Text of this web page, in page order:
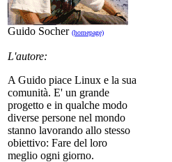
Guido Socher (homepage)
L'autore:
A Guido piace Linux e la sua
comunità. E' un grande
progetto e in qualche modo
diverse persone nel mondo
stanno lavorando allo stesso
obiettivo: Fare del loro
meglio ogni giorno.